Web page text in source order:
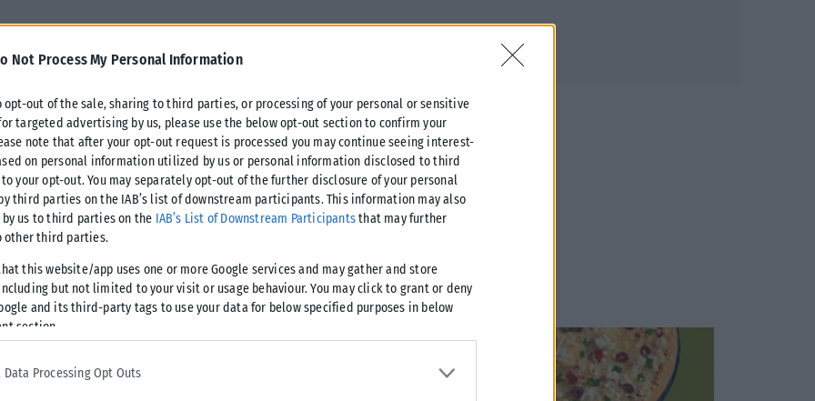
Not Process My Personal Information
opt-out of the sale, sharing to third parties, or processing of your personal or sensitive
targeted advertising by us, please use the below opt-out section to confirm your
note that after your opt-out request is processed you may continue seeing interest-
on personal information utilized by us or personal information disclosed to third
your opt-out. You may separately opt-out of the further disclosure of your personal
third parties on the IAB’s list of downstream participants. This information may also
by us to third parties on the IAB’s List of Downstream Participantsthat may further
other third parties.
this website/app uses one or more Google services and may gather and store
but not limited to your visit or usage behaviour. You may click to grant or deny
and its third-party tags to use your data for below specified purposes in below
section.
Data Processing Opt Outs
Σέρρες – Θεσσαλονίκη
λόγω πυρκαγιάς κοντά στη
(
λόγω πυρκαγιάς πλησίον της γραμμής στο ύψος της
με εντολή του ΟΣΕ και της
στον Σ.Σ. Γαλλικού λόγω πυρκαγιάς